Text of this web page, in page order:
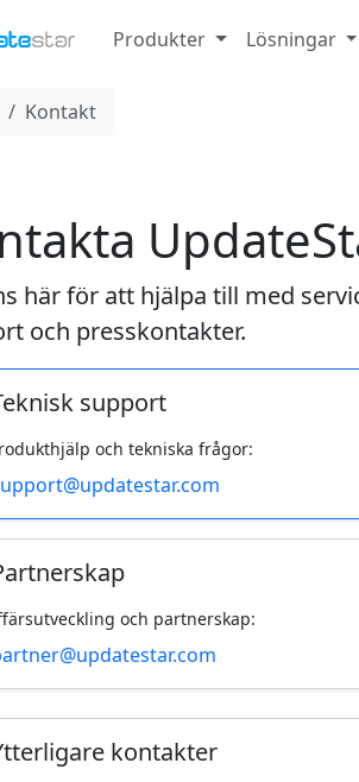
Produkter Lösningar
Kontakt
här för att hjälpa till med
och presskontakter.
support
och tekniska frågor:
och partnerskap:
kontakter